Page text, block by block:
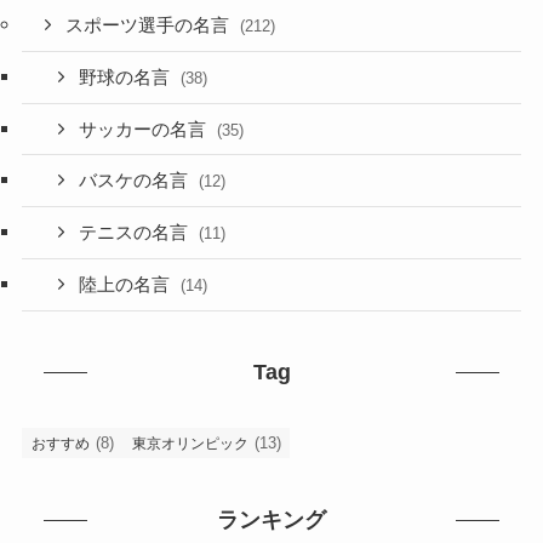
スポーツ選手の名言 (212)
野球の名言 (38)
サッカーの名言 (35)
バスケの名言 (12)
テニスの名言 (11)
陸上の名言 (14)
Tag
おすすめ (8) 東京オリンピック (13)
ランキング